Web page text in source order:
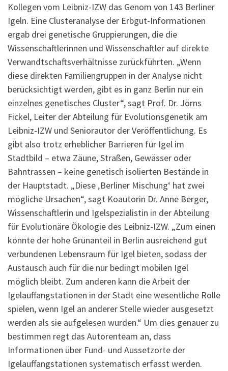
Kollegen vom Leibniz-IZW das Genom von 143 Berliner
Igeln. Eine Clusteranalyse der Erbgut-Informationen
ergab drei genetische Gruppierungen, die die
Wissenschaftlerinnen und Wissenschaftler auf direkte
Verwandtschaftsverhältnisse zurückführten. „Wenn
diese direkten Familiengruppen in der Analyse nicht
berücksichtigt werden, gibt es in ganz Berlin nur ein
einzelnes genetisches Cluster“, sagt Prof. Dr. Jörns
Fickel, Leiter der Abteilung für Evolutionsgenetik am
Leibniz-IZW und Seniorautor der Veröffentlichung. Es
gibt also trotz erheblicher Barrieren für Igel im
Stadtbild – etwa Zäune, Straßen, Gewässer oder
Bahntrassen – keine genetisch isolierten Bestände in
der Hauptstadt. „Diese ‚Berliner Mischung‘ hat zwei
mögliche Ursachen“, sagt Koautorin Dr. Anne Berger,
Wissenschaftlerin und Igelspezialistin in der Abteilung
für Evolutionäre Ökologie des Leibniz-IZW. „Zum einen
könnte der hohe Grünanteil in Berlin ausreichend gut
verbundenen Lebensraum für Igel bieten, sodass der
Austausch auch für die nur bedingt mobilen Igel
möglich bleibt. Zum anderen kann die Arbeit der
Igelauffangstationen in der Stadt eine wesentliche Rolle
spielen, wenn Igel an anderer Stelle wieder ausgesetzt
werden als sie aufgelesen wurden.“ Um dies genauer zu
bestimmen regt das Autorenteam an, dass
Informationen über Fund- und Aussetzorte der
Igelauffangstationen systematisch erfasst werden.